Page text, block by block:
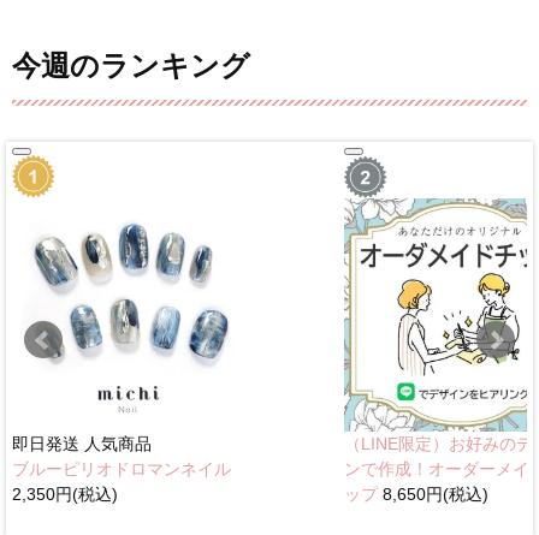
今週のランキング
即日発送 人気商品
ブルーピリオドロマンネイル
2,350円(税込)
（LINE限定）お好みのデ
ンで作成！オーダーメイ
ップ8,650円(税込)